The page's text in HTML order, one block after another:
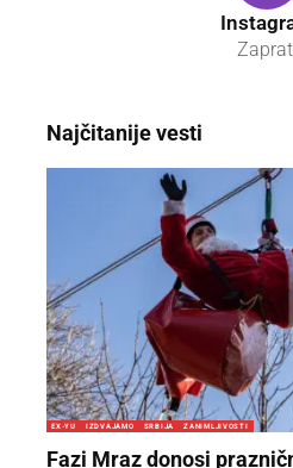
Najčitanije vesti
EX-YU IZDVAJAMO SRBIJA ZANIMLJIVOSTI
Fazi Mraz donosi